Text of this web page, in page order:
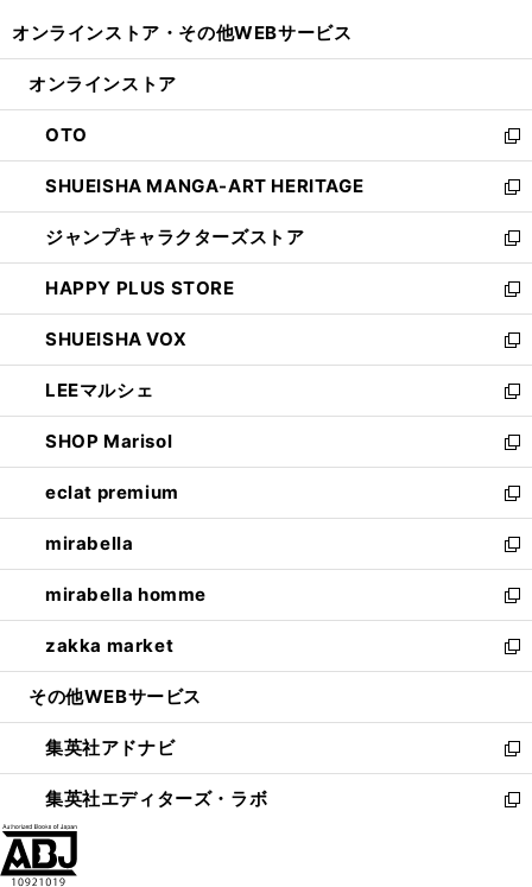
開
ン
ウ
で
開
く
ウ
ン
ド
ウ
で
開
く
オンラインストア・ その他WEBサービス
オンラインストア
OTO
新
し
い
ウ
ィ
ン
ド
ウ
で
開
く
SHUEISHA MANGA-ART HERITAGE
新
し
い
ウ
ィ
ン
ド
ウ
で
開
く
ジャンプキャラクターズストア
新
し
い
ウ
ィ
ン
ド
ウ
で
開
く
HAPPY PLUS STORE
新
し
い
ウ
ィ
ン
ド
ウ
で
開
く
SHUEISHA VOX
新
し
い
ウ
ィ
ン
ド
ウ
で
開
く
LEEマルシェ
新
し
い
ウ
ィ
ン
ド
ウ
で
開
く
SHOP Marisol
新
し
い
ウ
ィ
ン
ド
ウ
で
開
eclat premium
新
し
い
ウ
ィ
ン
ド
ウ
開
く
mirabella
新
し
い
ウ
ィ
ン
ウ
で
開
く
mirabella homme
新
し
い
ウ
ン
ド
ウ
で
zakka market
新
し
ウ
ィ
ン
ド
その他WEBサービス
集英社アドナビ
新
し
い
集英社エディターズ・ラボ
新